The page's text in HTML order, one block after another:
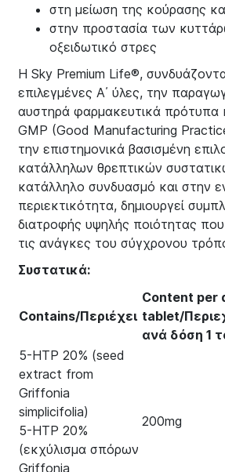
στη μείωση της κούρασης
στην προστασία των
οξειδωτικό στρες
Η Sky Premium Life®,
επιλεγμένες Α΄ ύλες, την
αυστηρά φαρμακευτικά πρότυπα
GMP (Good Manufacturing
την επιστημονικά βασισμένη
κατάλληλων θρεπτικών
κατάλληλο συνδυασμό και στην
περιεκτικότητα, δημιουργεί
διατροφής υψηλής ποιότητας
τις ανάγκες του σύγχρονου
Συστατικά:
Contains/Περιέχει
Content per
tablet/
ανά δόση 1
5-HTP 20% (seed
extract from
Griffonia
simplicifolia)
5-HTP 20%
(εκχύλισμα σπόρων
Griffonia
200mg